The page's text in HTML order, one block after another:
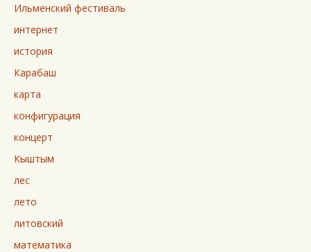
Ильменский фестиваль
интернет
история
Карабаш
карта
конфигурация
концерт
Кыштым
лес
лето
литовский
математика